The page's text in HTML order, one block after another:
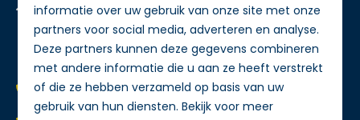
Nieuw Loosdrechtsedijk 212
1231 LE Loosdrecht
Nederland
+31 (0)35 5889900
informatie over uw gebruik van onze site met onze
partners voor social media, adverteren en analyse.
Deze partners kunnen deze gegevens combineren
met andere informatie die u aan ze heeft verstrekt
of die ze hebben verzameld op basis van uw
gebruik van hun diensten. Bekijk voor meer